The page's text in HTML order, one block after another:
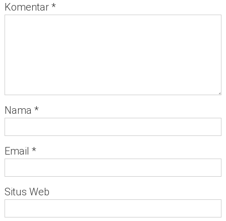
Komentar *
Nama *
Email *
Situs Web